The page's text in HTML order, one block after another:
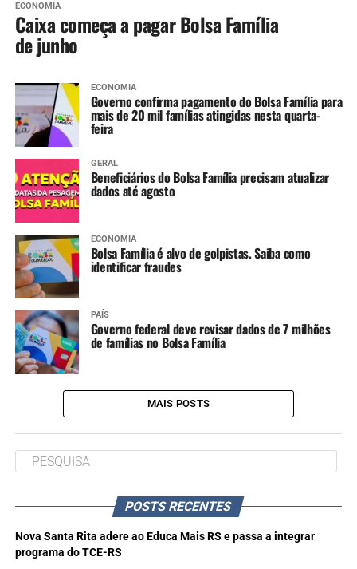
ECONOMIA
Caixa começa a pagar Bolsa Família
de junho
ECONOMIA
Governo confirma pagamento do Bolsa Família para
mais de 20 mil famílias atingidas nesta quarta-
feira
GERAL
Beneficiários do Bolsa Família precisam atualizar
dados até agosto
ECONOMIA
Bolsa Família é alvo de golpistas. Saiba como
identificar fraudes
PAÍS
Governo federal deve revisar dados de 7 milhões
de famílias no Bolsa Família
MAIS POSTS
POSTS RECENTES
Nova Santa Rita adere ao Educa Mais RS e passa a integrar
programa do TCE-RS